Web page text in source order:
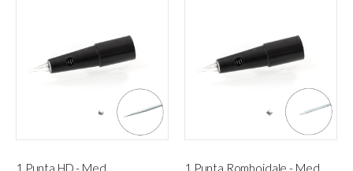
1 Punta HD - Med 1 Punta Romboidale - Med